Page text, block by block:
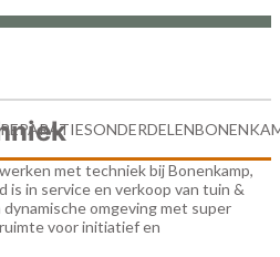
REPARATIESONDERDELEN
met techniek bij Bonenkamp,
is in service en verkoop van tuin &
omgeving met super
voor initiatief en